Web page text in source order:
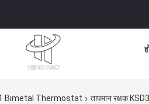
Bimetal Thermostat तापमान रक्षक